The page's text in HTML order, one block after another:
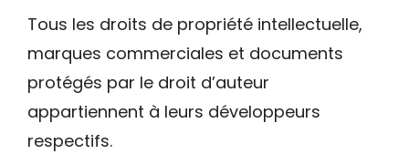
Tous les droits de propriété intellectuelle,
marques commerciales et documents
protégés par le droit d’auteur
appartiennent à leurs développeurs
respectifs.